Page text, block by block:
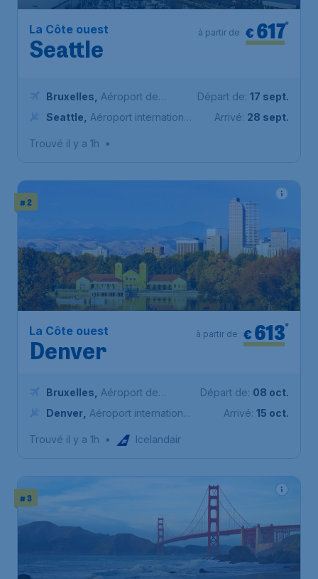
La Côte ouest
Seattle
€617*
à partir de
Bruxelles
Aéroport de
Bruxelles-National
Seattle
Aéroport international
Départ de: 17 sept.
Arrivé: 28 sept.
Trouvé il y a 1h •
# 2
La Côte ouest
Denver
€ 613*
à partir de
Bruxelles
Aéroport de
Bruxelles-National
Denver Aéroport international
Départ de: 08 oct.
Arrivé: 15 oct.
Trouvé il y a 1h • Icelandair
# 3